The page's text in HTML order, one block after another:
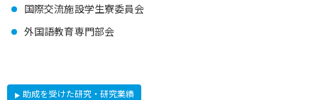
国際交流施設学生寮委員会
外国語教育専門部会
助成を受けた研究・研究業績